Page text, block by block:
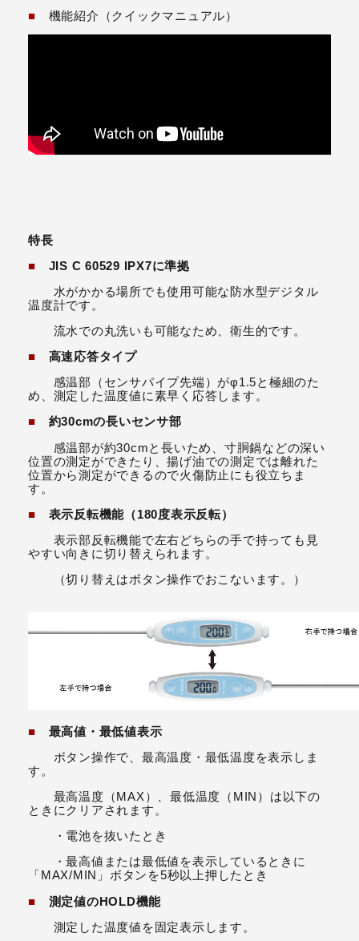
■ 機能紹介（クイックマニュアル）
特長
■ JIS C 60529 IPX7に準拠
水がかかる場所でも使用可能な防水型デジタル
温度計です。
流水での丸洗いも可能なため、衛生的です。
■ 高速応答タイプ
感温部（センサパイプ先端）がφ1.5と極細のた
め、測定した温度値に素早く応答します。
■ 約30cmの長いセンサ部
感温部が約30cmと長いため、寸胴鍋などの深い
位置の測定ができたり、揚げ油での測定では離れた
位置から測定ができるので火傷防止にも役立ちま
す。
■ 表示反転機能（180度表示反転）
表示部反転機能で左右どちらの手で持っても見
やすい向きに切り替えられます。
（切り替えはボタン操作でおこないます。）
■ 最高値・最低値表示
ボタン操作で、最高温度・最低温度を表示しま
す。
最高温度（MAX）、最低温度（MIN）は以下の
ときにクリアされます。
・電池を抜いたとき
・最高値または最低値を表示しているときに
「MAX/MIN」ボタンを5秒以上押したとき
■ 測定値のHOLD機能
測定した温度値を固定表示します。